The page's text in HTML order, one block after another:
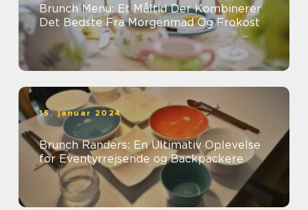
Brunch Menu: Et Måltid Der Kombinerer
Det Bedste Fra Morgenmad Og Frokost
15. januar 2024
Brunch Randers: En Ultimativ Oplevelse
for Eventyrrejsende og Backpackere